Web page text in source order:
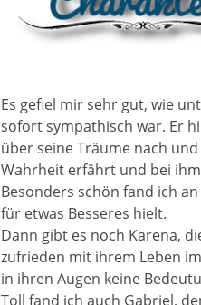
Es gefiel mir sehr gut, wie
sofort sympathisch war. Er
über seine Träume nach
Wahrheit erfährt und bei
Besonders schön fand ich
für etwas Besseres hielt.
Dann gibt es noch Karena,
zufrieden mit ihrem Leben
in ihren Augen keine
Toll fand ich auch Gabriel,